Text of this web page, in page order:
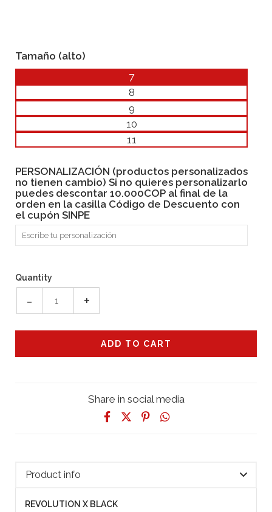
Tamaño (alto)
7
8
9
10
11
PERSONALIZACIÓN (productos personalizados
no tienen cambio) Si no quieres personalizarlo
puedes descontar 10.000COP al final de la
orden en la casilla Código de Descuento con
el cupón SINPE
Quantity
- +
Share in social media
Product info
REVOLUTION X BLACK